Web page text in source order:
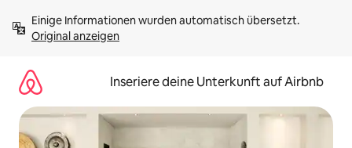
Inhalten
springenOriginal anzeigen
Inseriere deine Unterkunft auf Airbnb